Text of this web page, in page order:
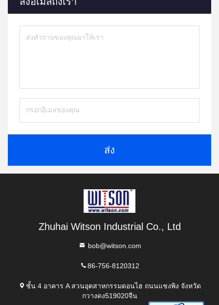
ส่ง
Zhuhai Witson Industrial Co., Ltd
bob@witson.com
86-756-8120312
ชั้น 4 อาคาร A สวนอุตสาหกรรมดอนไฮ ถนนแชงพิง จังหวัด
กวางดง519020จีน